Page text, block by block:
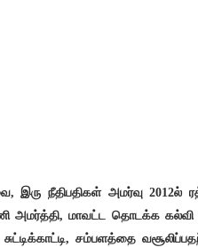
இரு நீதிபதிகள் அமர்வு 2012ல்
மாவட்ட தொடக்க கல்வி
சம்பளத்தை